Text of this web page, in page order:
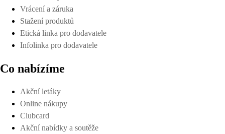
Vrácení a záruka
Stažení produktů
Etická linka pro dodavatele
Infolinka pro dodavatele
Co nabízíme
Akční letáky
Online nákupy
Clubcard
Akční nabídky a soutěže